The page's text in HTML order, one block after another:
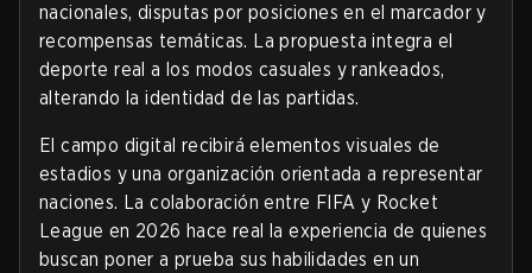
nacionales, disputas por posiciones en el marcador y
recompensas temáticas. La propuesta integra el
deporte real a los modos casuales y rankeados,
alterando la identidad de las partidas.
El campo digital recibirá elementos visuales de
estadios y una organización orientada a representar
naciones. La colaboración entre FIFA y Rocket
League en 2026 hace real la experiencia de quienes
buscan poner a prueba sus habilidades en un